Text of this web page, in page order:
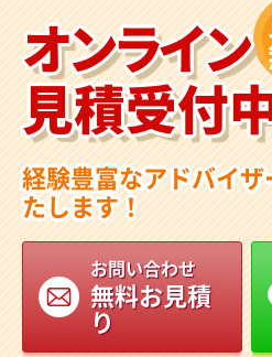
オンライン
見積受付
経験豊富なアドバイ
たします！
お問い合わせ
無料お見積
り